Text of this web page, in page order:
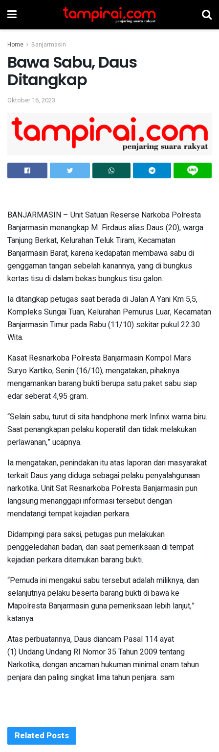
Home Banjarmasin
Bawa Sabu, Daus
Ditangkap
Oktober 16, 2023
BANJARMASIN – Unit Satuan Reserse Narkoba Polresta
Banjarmasin menangkap M Firdaus alias Daus (20), warga
Tanjung Berkat, Kelurahan Teluk Tiram, Kecamatan
Banjarmasin Barat, karena kedapatan membawa sabu di
genggaman tangan sebelah kanannya, yang di bungkus
kertas tisu di dalam bekas bungkus tisu galon.
Ia ditangkap petugas saat berada di Jalan A Yani Km 5,5,
Kompleks Sungai Tuan, Kelurahan Pemurus Luar, Kecamatan
Banjarmasin Timur pada Rabu (11/10) sekitar pukul 22.30
Wita.
Kasat Resnarkoba Polresta Banjarmasin Kompol Mars
Suryo Kartiko, Senin (16/10), mengatakan, pihaknya
mengamankan barang bukti berupa satu paket sabu siap
edar seberat 4,95 gram.
“Selain sabu, turut di sita handphone merk Infinix warna biru.
Saat penangkapan pelaku koperatif dan tidak melakukan
perlawanan,” ucapnya.
Ia mengatakan, penindakan itu atas laporan dari masyarakat
terkait Daus yang diduga sebagai pelaku penyalahgunaan
narkotika. Unit Sat Resnarkoba Polresta Banjarmasin pun
langsung menanggapi informasi tersebut dengan
mendatangi tempat kejadian perkara.
Didampingi para saksi, petugas pun melakukan
penggeledahan badan, dan saat pemeriksaan di tempat
kejadian perkara ditemukan barang bukti.
“Pemuda ini mengakui sabu tersebut adalah miliknya, dan
selanjutnya pelaku beserta barang bukti di bawa ke
Mapolresta Banjarmasin guna pemeriksaan lebih lanjut,”
katanya.
Atas perbuatannya, Daus diancam Pasal 114 ayat
(1) Undang Undang RI Nomor 35 Tahun 2009 tentang
Narkotika, dengan ancaman hukuman minimal enam tahun
penjara dan paling singkat lima tahun penjara. sam
Related Posts